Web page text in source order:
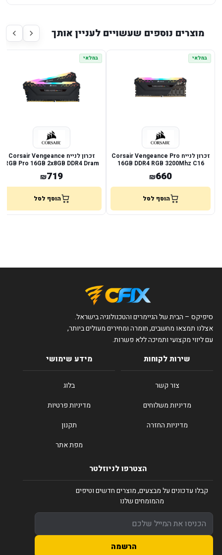
מוצרים נוספים שעשויים לעניין אותך
במלאי
זכרון לנייח Corsair Vengeance Pro
16GB DDR4 RGB 3200Mhz C16
₪660
הוסף לסל
במלאי
זכרון לנייח Corsair Vengeance
RGB Pro 16GB 2x8GB DDR4 Dram
₪719
הוסף לסל
סיפיקס – הבית של הגיימרים והטכנולוגיה בישראל.
אצלנו תמצאו מחשבים, חומרה ומחירים מעולים ביותר,
עם ליווי מקצועי ותמיכה ללא פשרות.
שירות לקוחות
צור קשר
מדיניות משלוחים
מדיניות החזרה
מידע שימושי
בלוג
מדיניות פרטיות
תקנון
מפת אתר
הצטרפו לניוזלטר
קבלו עדכונים על מבצעים, מוצרים חדשים וטיפים
מהמומחים שלנו
הרשמה